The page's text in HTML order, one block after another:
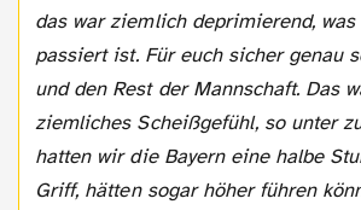
das war ziemlich deprimierend,
passiert ist. Für euch sicher genau
und den Rest der Mannschaft. Das
ziemliches Scheißgefühl, so unter
hatten wir die Bayern eine halbe
Griff, hätten sogar höher führen